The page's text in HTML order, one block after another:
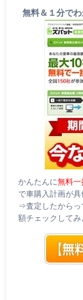
無料＆１分でわ
かんたんに無料一
で車購入計画が具
⇒査定したからっ
額チェックしてみ